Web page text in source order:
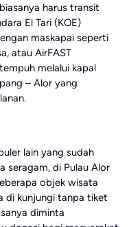
harus transit
El Tari (KOE)
maskapai seperti
atau AirFAST
melalui kapal
– Alor yang
lain yang sudah
seragam, di Pulau Alor
objek wisata
di kunjungi tanpa tiket
diminta